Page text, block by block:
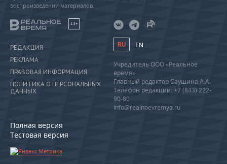
воспроизведении материалов.
18+
РЕДАКЦИЯ
РЕКЛАМА
ПРАВОВАЯ ИНФОРМАЦИЯ
ПОЛИТИКА О ПЕРСОНАЛЬНЫХ
ДАННЫХ
Полная версия
Тестовая версия
RU EN
Учредитель ООО «Реальное
время»
Главный редактор Саушина А.А.
Телефон редакции: +7 (843) 222-
90-80
info@realnoevremya.ru